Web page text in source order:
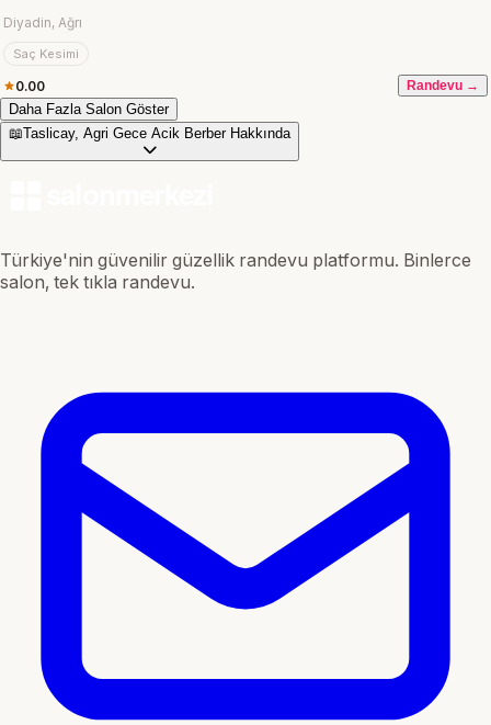
Diyadin, Ağrı
Saç Kesimi
0.00 Randevu →
Daha Fazla Salon Göster
📖Taslicay, Agri Gece Acik Berber Hakkında
Türkiye'nin güvenilir güzellik randevu platformu. Binlerce
salon, tek tıkla randevu.